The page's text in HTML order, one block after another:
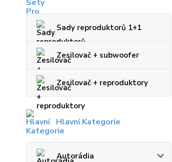
Sady reproduktorů 1+1
Zesilovač + subwoofer
Zesilovač + reproduktory
Hlavní Kategorie
Autorádia